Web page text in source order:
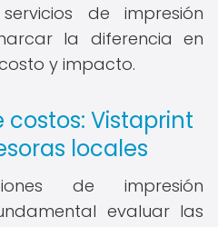
de impresión
la diferencia en
y impacto.
Vistaprint
locales
de impresión
evaluar las